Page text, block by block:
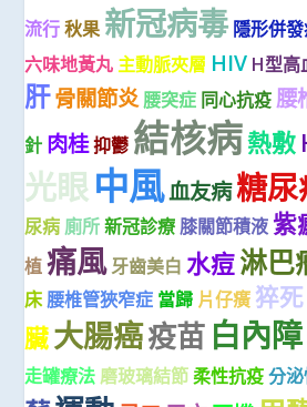
流行 秋果 新冠病毒 隱形併
六味地黃丸 主動脈夾層 HIV H型高
肝骨關節炎 腰突症 同心抗疫 腰
針 肉桂抑鬱 結核病熱敷
光眼中風血友病糖尿
尿病 廁所 新冠診療 膝關節積液 紫
植 痛風牙齒美白 水痘淋巴
床 腰椎管狹窄症 當歸 片仔癀 猝死
臟大腸癌疫苗 白內障
走罐療法 磨玻璃結節 柔性抗疫 分